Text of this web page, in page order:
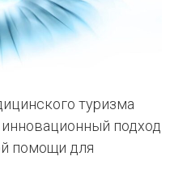
туризма
подход
помощи для